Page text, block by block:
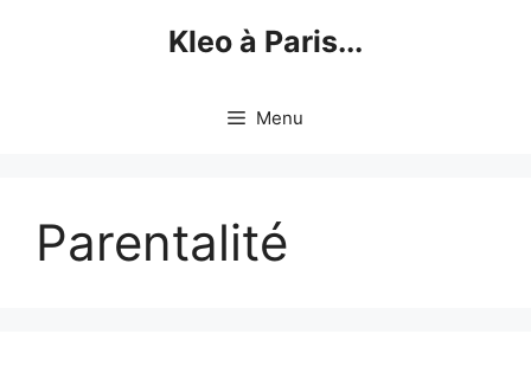
Kleo à Paris...
Menu
Parentalité